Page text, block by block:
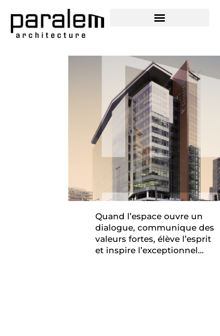
Quand l’espace ouvre un
dialogue, communique des
valeurs fortes, élève l’esprit
et inspire l’exceptionnel…